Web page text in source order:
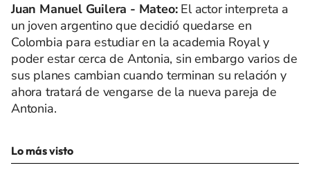
Juan Manuel Guilera - Mateo:El actor interpreta a
un joven argentino que decidió quedarse en
Colombia para estudiar en la academia Royal y
poder estar cerca de Antonia, sin embargo varios de
sus planes cambian cuando terminan su relación y
ahora tratará de vengarse de la nueva pareja de
Antonia.
Lo más visto